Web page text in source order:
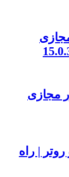
مجازی
| راه